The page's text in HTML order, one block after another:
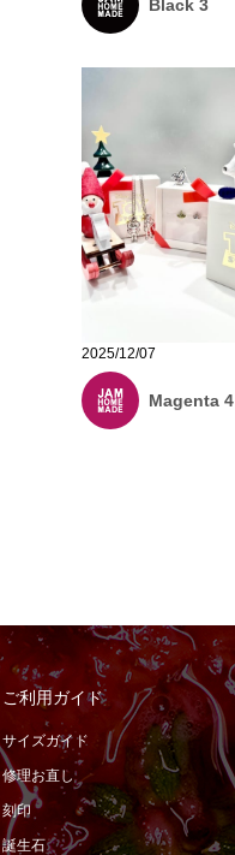
Black 3
2025/12/07
Magenta 4
ご利用ガイド
サイズガイド
修理お直し
刻印
誕生石